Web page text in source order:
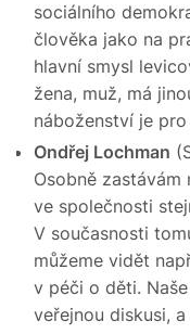
sociálního
člověka jako na
hlavní smysl
žena, muž, má
náboženství je
Ondřej Lochman
Osobně
ve společnosti
V současnosti
můžeme vidět
v péči o děti.
veřejnou diskusi,